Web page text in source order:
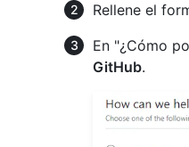
Rellene el
En "¿Cómo
GitHub.